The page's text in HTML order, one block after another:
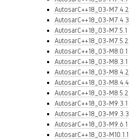
AutosarC++18_03-M7.4.2
AutosarC++18_03-M7.4.3
AutosarC++18_03-M7.5.1
AutosarC++18_03-M7.5.2
AutosarC++18_03-M8.0.1
AutosarC++18_03-M8.3.1
AutosarC++18_03-M8.4.2
AutosarC++18_03-M8.4.4
AutosarC++18_03-M8.5.2
AutosarC++18_03-M9.3.1
AutosarC++18_03-M9.3.3
AutosarC++18_03-M9.6.1
AutosarC++18_03-M10.1.1